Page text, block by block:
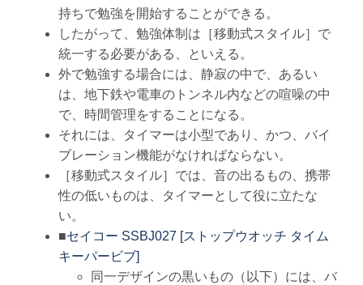
持ちで勉強を開始することができる。
したがって、勉強体制は［移動式スタイル］で
統一する必要がある、といえる。
外で勉強する場合には、静寂の中で、あるい
は、地下鉄や電車のトンネル内などの喧噪の中
で、時間管理をすることになる。
それには、タイマーは小型であり、かつ、バイ
ブレーション機能がなければならない。
［移動式スタイル］では、音の出るもの、携帯
性の低いものは、タイマーとして役に立たな
い。
■セイコー SSBJ027 [ストップウオッチ タイム
キーパービブ]
同一デザインの黒いもの（以下）には、バ